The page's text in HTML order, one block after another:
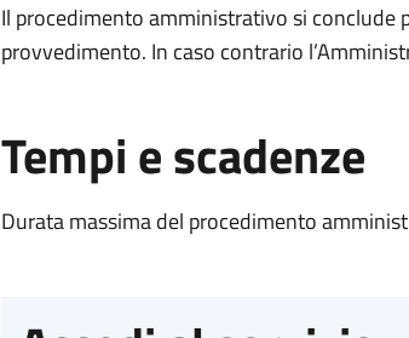
Il procedimento amministrativo si conclude
provvedimento. In caso contrario
Tempi e scadenze
Durata massima del procedimento